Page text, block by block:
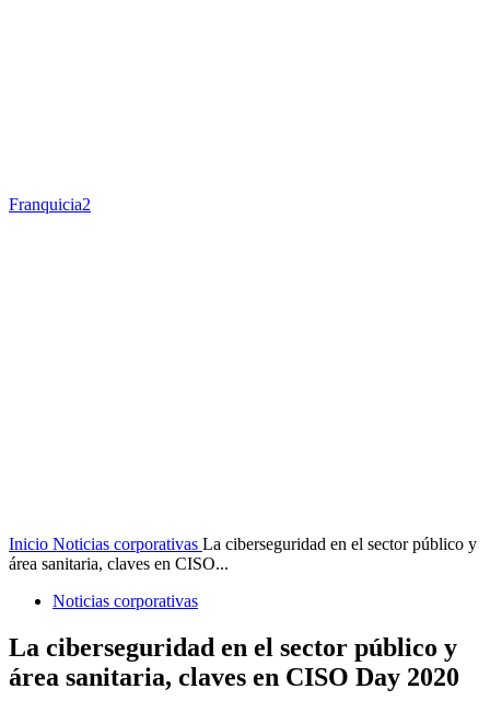
Franquicia2
Inicio Noticias corporativas La ciberseguridad en el sector público y
área sanitaria, claves en CISO...
Noticias corporativas
La ciberseguridad en el sector público y
área sanitaria, claves en CISO Day 2020